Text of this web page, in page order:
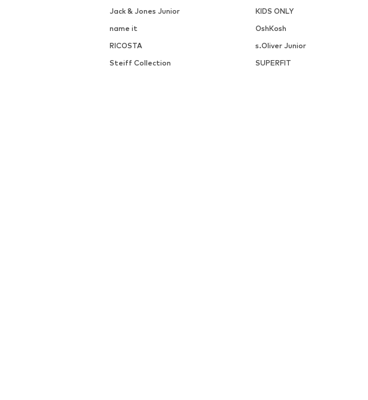
Jack & Jones Junior
KIDS ONLY
name it
OshKosh
RICOSTA
s.Oliver Junior
Steiff Collection
SUPERFIT